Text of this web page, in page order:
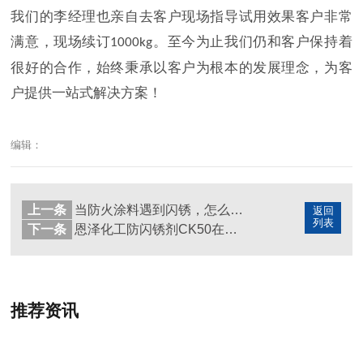
我们的李经理也亲自去客户现场指导试用效果客户非常
满意，现场续订1000kg。至今为止我们仍和客户保持着
很好的合作，始终秉承以客户为根本的发展理念，为客
户提供一站式解决方案！
编辑：
返回
列表
上一条
当防火涂料遇到闪锈，怎么办？
下一条
恩泽化工防闪锈剂CK50在广东
推荐资讯